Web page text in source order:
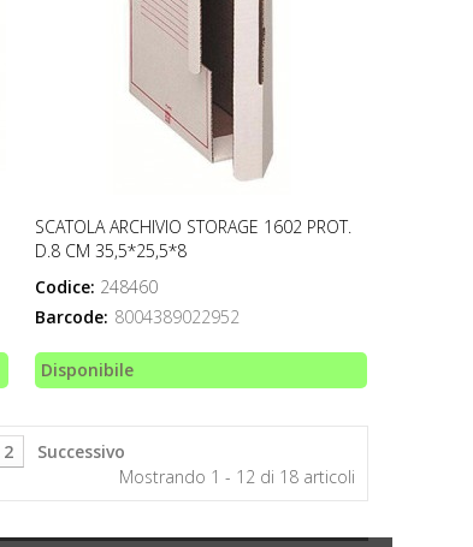
SCATOLA ARCHIVIO STORAGE 1602 PROT.
D.8 CM 35,5*25,5*8
Codice: 248460
Barcode: 8004389022952
Disponibile
2
Successivo
Mostrando 1 - 12 di 18 articoli